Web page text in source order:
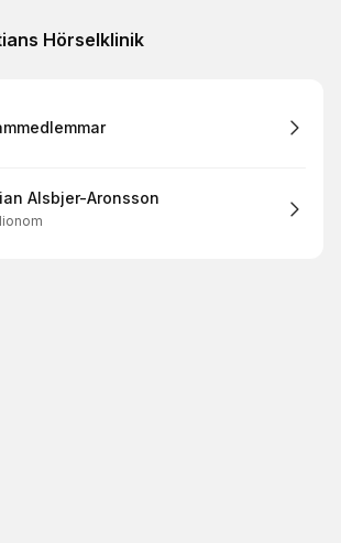
Hörselklinik
Alsbjer-Aronsson